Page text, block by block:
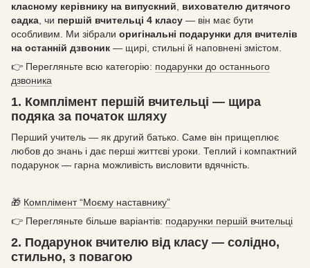
класному керівнику на випускний
вихователю дитячого
садка , чи першій вчительці 4 класу — він має бути
особливим. Ми зібрали оригінальні подарунки для вчителів
на останній дзвоник — щирі, стильні й наповнені змістом.
👉 Перегляньте всю категорію: подарунки до останнього
дзвоника
1. Комплімент першій вчительці — щира
подяка за початок шляху
Перший учитель — як другий батько. Саме він прищеплює
любов до знань і дає перші життєві уроки. Теплий і компактний
подарунок — гарна можливість висловити вдячність.
🎁 Комплімент “Моєму наставнику”
👉 Перегляньте більше варіантів: подарунки першій вчительці
2. Подарунок вчителю від класу — солідно,
стильно, з повагою